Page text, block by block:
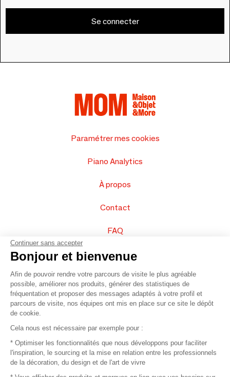
Se connecter
Paramétrer mes cookies
Piano Analytics
À propos
Contact
FAQ
Vendez vos produits
Plan du site
© 2016 –Organisation SAFI
Recrutement
Continuer sans accepter
Bonjour et bienvenue
Afin de pouvoir rendre votre parcours de visite le plus agréable
possible, améliorer nos produits, générer des statistiques de
fréquentation et proposer des messages adaptés à votre profil et
parcours de visite, nos équipes ont mis en place sur ce site le dépôt
de cookie.
Cela nous est nécessaire par exemple pour :
* Optimiser les fonctionnalités que nous développons pour faciliter
l'inspiration, le sourcing et la mise en relation entre les professionnels
de la décoration, du design et de l'art de vivre